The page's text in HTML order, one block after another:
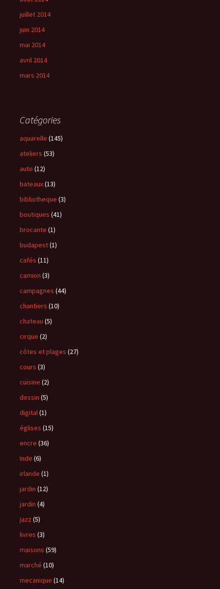
juillet 2014
juin 2014
mai 2014
avril 2014
mars 2014
Catégories
aquarelle (145)
ateliers (53)
auto (12)
bateaux(13)
bibliotheque (3)
boutiques (41)
brocante (1)
budapest(1)
cafés (11)
camion (3)
campagnes (44)
chantiers (10)
chateau (5)
cirque (2)
côtes et plages (27)
cours (3)
cuisine (2)
dessin (5)
digital(1)
églises (15)
encre (36)
Inde (6)
irlande (1)
jardin (12)
jardin (4)
jazz (5)
livres (3)
maisons (59)
marché (10)
mecanique (14)